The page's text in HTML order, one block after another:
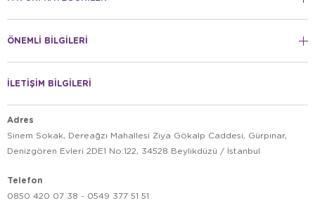
ÖNEMLİ BİLGİLERİ
İLETİŞİM BİLGİLERİ
Adres
Sinem Sokak, Dereağzı Mahallesi Ziya Gökalp Caddesi, Gürpınar,
Denizgören Evleri 2DE1 No:122, 34528 Beylikdüzü / İstanbul
Telefon
0850 420 07 38 - 0549 377 51 51